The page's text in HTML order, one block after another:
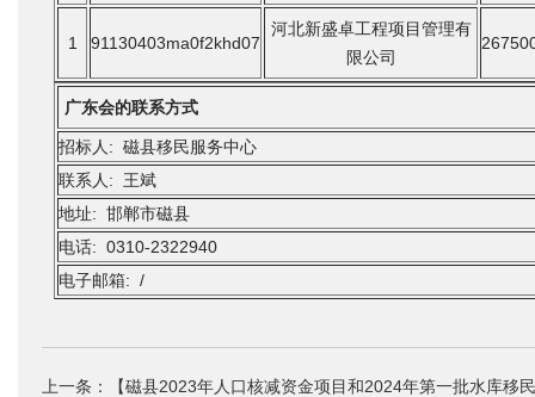
1 91130403ma0f2khd07
河北新盛卓工程项目管理有
限公司
广东会的联系方式
招标人: 磁县移民服务中心
联系人: 王斌
地址: 邯郸市磁县
电话: 0310-2322940
电子邮箱: /
上一条：【磁县2023年人口核减资金项目和2024年第一批水库移